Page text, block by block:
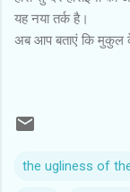
यह नया तर्क है।
अब आप बताएं कि मुकुल
the ugliness of